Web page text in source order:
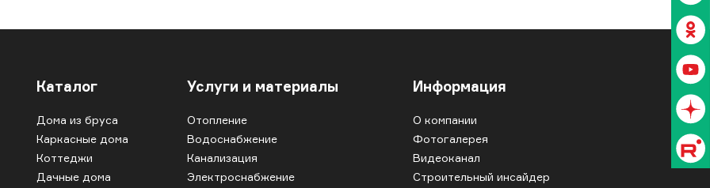
Каталог
Дома из бруса
Каркасные дома
Коттеджи
Дачные дома
Услуги и материалы
Отопление
Водоснабжение
Канализация
Электроснабжение
Информация
О компании
Фотогалерея
Видеоканал
Строительный инсайдер